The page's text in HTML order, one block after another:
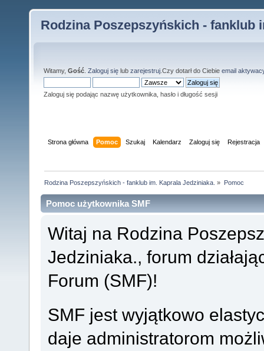
Rodzina Poszepszyńskich - fanklub
Witamy, Gość Zaloguj się lub zarejestruj .Czy dotarł do Ciebie email
Zaloguj się podając nazwę użytkownika, hasło i długość sesji
Strona główna Pomoc Szukaj Kalendarz Zaloguj się Rejestracja
Rodzina Poszepszyńskich - fanklub im. Kaprala Jedziniaka. » Pomoc
Pomoc użytkownika SMF
Witaj na Rodzina
Jedziniaka., forum
Forum (SMF)!
SMF jest wyjątkowo
daje administratorom